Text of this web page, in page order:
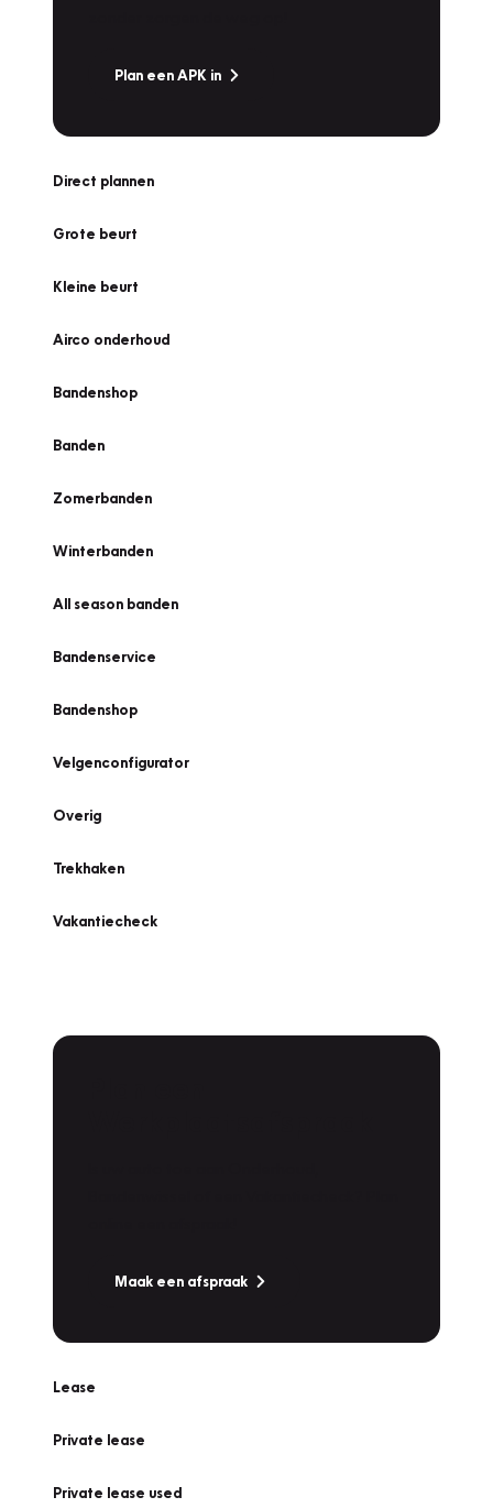
Plan een APK in
Direct plannen
Grote beurt
Kleine beurt
Airco onderhoud
Bandenshop
Banden
Zomerbanden
Winterbanden
All season banden
Bandenservice
Bandenshop
Velgenconfigurator
Overig
Trekhaken
Vakantiecheck
Maak een afspraak
Lease
Private lease
Private lease used